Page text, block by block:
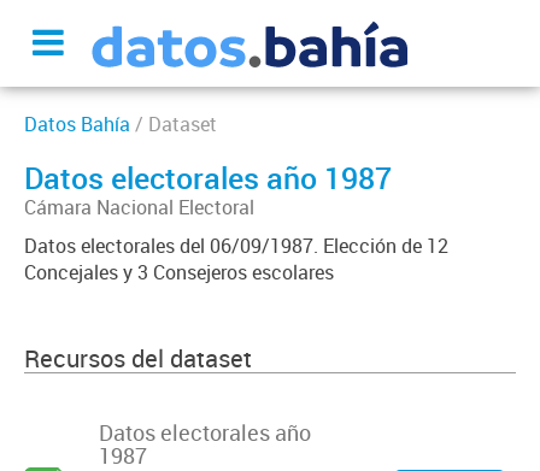
Datos Bahía / Dataset
Datos electorales año 1987
Cámara Nacional Electoral
Datos electorales del 06/09/1987. Elección de 12
Concejales y 3 Consejeros escolares
Recursos del dataset
Datos electorales año
1987